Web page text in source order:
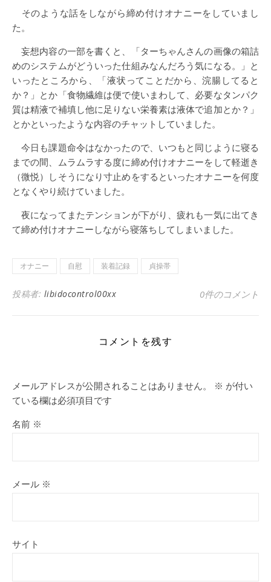
そのような話をしながら締め付けオナニーをしていまし
た。
妄想内容の一部を書くと、「ターちゃんさんの画像の箱詰
めのシステムがどういった仕組みなんだろう気になる。」と
いったところから、「液状ってことだから、浣腸してると
か？」とか「食物繊維は便で使いまわして、必要なタンパク
質は精液で補填し他に足りない栄養素は液体で追加とか？」
とかといったような内容のチャットしていました。
今日も課題命令はなかったので、いつもと同じように寝る
までの間、ムラムラする度に締め付けオナニーをして軽逝き
（微悦）しそうになり寸止めをするといったオナニーを何度
となくやり続けていました。
夜になってまたテンションが下がり、疲れも一気に出てき
て締め付けオナニーしながら寝落ちしてしまいました。
オナニー 自慰 装着記録 貞操帯
投稿者: libidocontrol00xx 0件のコメント
コメントを残す
メールアドレスが公開されることはありません。 ※ が付い
ている欄は必須項目です
名前 ※
メール ※
サイト